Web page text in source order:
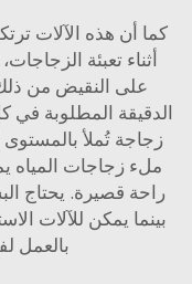
أن هذه الآلات ترتكب
تعبئة الزجاجات، مثل
النقيض من ذلك،
المطلوبة في كل
تُملأ بالمستوى
زجاجات المياه
قصيرة. يحتاج البشر
يمكن للآلات
بالعمل لفترة